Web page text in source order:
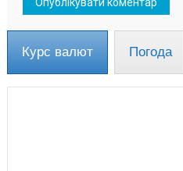
Курс валют Погода